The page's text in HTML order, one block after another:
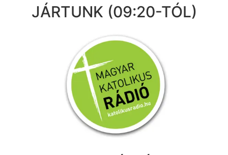
JÁRTUNK (09:20-TÓL)